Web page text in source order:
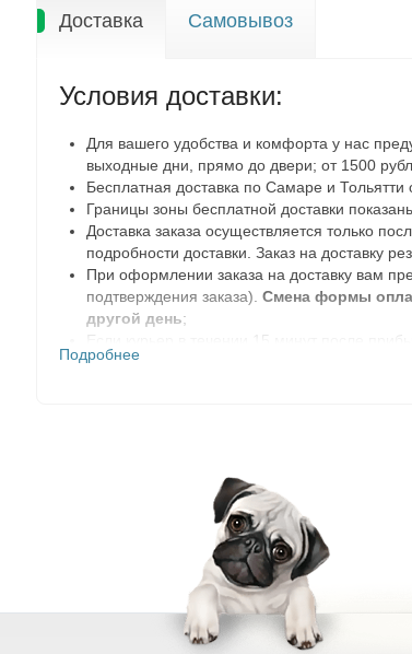
Доставка Самовывоз
Условия доставки:
Для вашего удобства и комфорта у нас
выходные дни, прямо до двери; от 1500
Бесплатная доставка по Самаре и Тольятти
Границы зоны бесплатной доставки
Доставка заказа осуществляется только
подробности доставки. Заказ на доставку
При оформлении заказа на доставку вам
подтверждения заказа). Смена формы
другой день;
Если курьер в течении 15 минут после
согласования с менеджерами интернет-
воскресенье с 10:00 до 17:00). Доставка
автоматически передвинута на 2 будних
География доставок
Бесплатная доставка от 500 рублей.
Подробнее